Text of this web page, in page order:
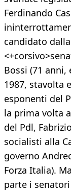
Ferdinando
candidato
Bossi (71 anni,
1987, stavolta
esponenti del
la prima volta
del Pdl,
socialisti alla
governo
Forza Italia).
parte i